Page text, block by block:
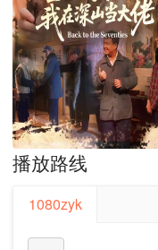
播放路线
1080zyk